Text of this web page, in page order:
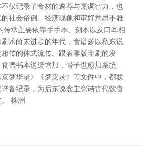
仅记录了食材的遴荐与烹调智力，也
社会俗例、经济现象和审好意思不雅
传承主要依靠手手本、刻本以及口耳相
术尚未进步的年代，食谱多以私东说
传的体式流传。跟着雕版印刷的发
谱书本迟缓增加，骨子也愈加系统
梦华录》《梦粱录》等文件中，都联
备纪录，为后东说念主究诘古代饮食
株洲